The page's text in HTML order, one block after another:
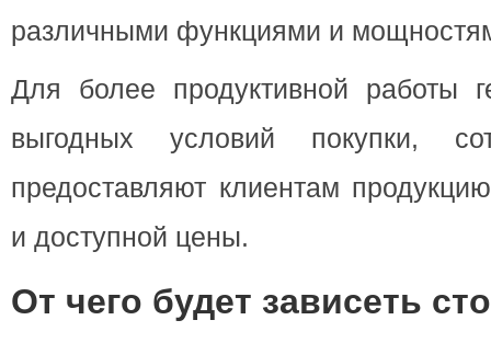
различными функциями и
Для более продуктивной работы
выгодных условий покупки,
предоставляют клиентам
и доступной цены.
От чего будет зависеть